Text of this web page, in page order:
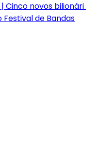
| Cinco novos bilionári
de Bandas